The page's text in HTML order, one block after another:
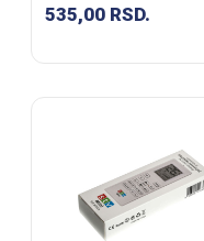
535,00 RSD.